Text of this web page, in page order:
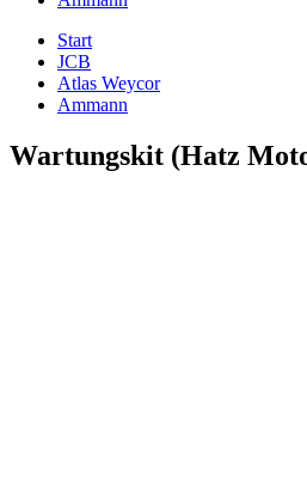
Start
JCB
Atlas Weycor
Ammann
Wartungskit (Hatz